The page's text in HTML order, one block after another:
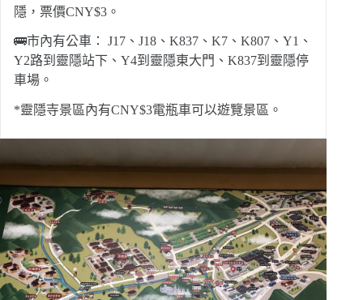
隱，票價CNY$3。
🚌市內有公車： J17、J18、K837、K7、K807、Y1、
Y2路到靈隱站下、Y4到靈隱東大門、K837到靈隱停
車場。
*靈隱寺景區內有CNY$3電瓶車可以遊覽景區。